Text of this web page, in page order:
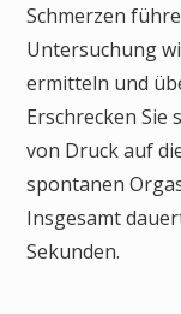
Schmerzen
Untersuchung
ermitteln und
Erschrecken Sie
von Druck auf
spontanen
Insgesamt
Sekunden.